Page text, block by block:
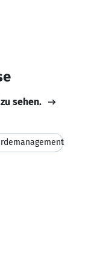
sehen.